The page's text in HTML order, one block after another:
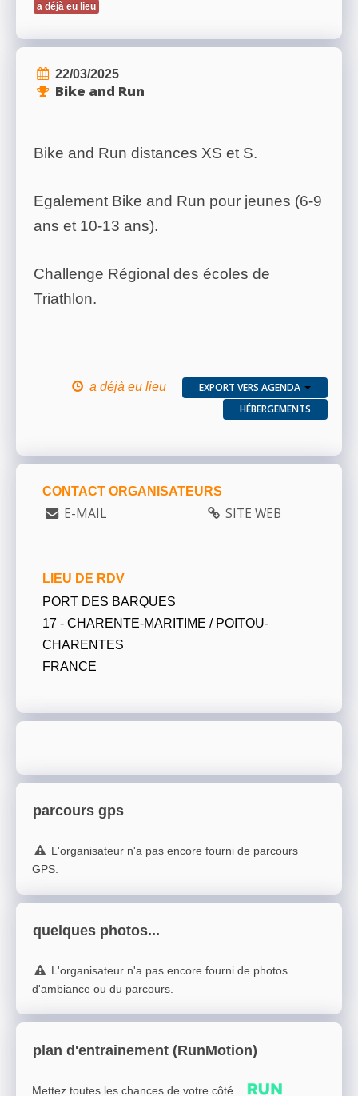
a déjà eu lieu
22/03/2025
Bike and Run
Bike and Run distances XS et S.
Egalement Bike and Run pour jeunes (6-9
ans et 10-13 ans).
Challenge Régional des écoles de
Triathlon.
a déjà eu lieu
EXPORT VERS AGENDA
HÉBERGEMENTS
CONTACT ORGANISATEURS
E-MAIL SITE WEB
LIEU DE RDV
PORT DES BARQUES
17 - CHARENTE-MARITIME / POITOU-
CHARENTES
FRANCE
parcours gps
L'organisateur n'a pas encore fourni de parcours
GPS.
quelques photos...
L'organisateur n'a pas encore fourni de photos
d'ambiance ou du parcours.
plan d'entrainement (RunMotion)
Mettez toutes les chances de votre côté